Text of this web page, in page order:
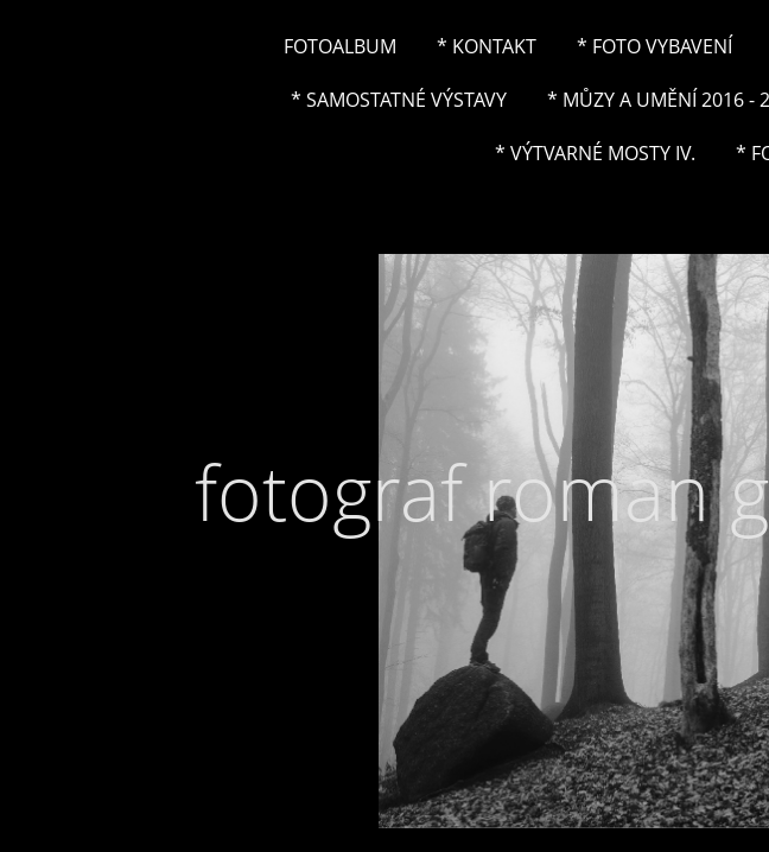
FOTOALBUM * KONTAKT * FOTO VYBAVENÍ
* SAMOSTATNÉ VÝSTAVY * MŮZY A UMĚNÍ 2016 -
* VÝTVARNÉ MOSTY IV. *
fotograf roman